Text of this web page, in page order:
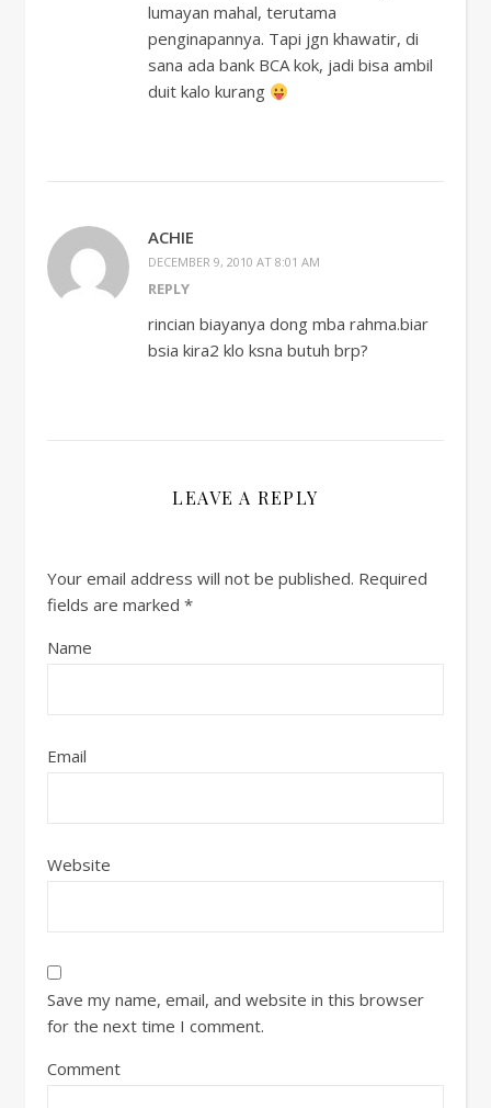
lumayan mahal, terutama
penginapannya. Tapi jgn khawatir, di
sana ada bank BCA kok, jadi bisa ambil
duit kalo kurang
ACHIE
DECEMBER 9, 2010 AT 8:01 AM
REPLY
rincian biayanya dong mba rahma.biar
bsia kira2 klo ksna butuh brp?
LEAVE A REPLY
Your email address will not be published. Required
fields are marked *
Name
Email
Website
Save my name, email, and website in this browser
for the next time I comment.
Comment